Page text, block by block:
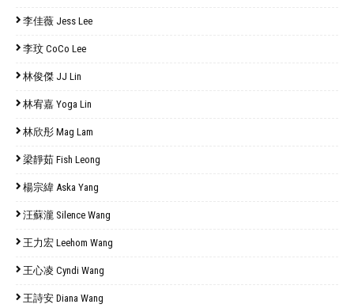
李佳薇 Jess Lee
李玟 CoCo Lee
林俊傑 JJ Lin
林宥嘉 Yoga Lin
林欣彤 Mag Lam
梁靜茹 Fish Leong
楊宗緯 Aska Yang
汪蘇瀧 Silence Wang
王力宏 Leehom Wang
王心凌 Cyndi Wang
王詩安 Diana Wang